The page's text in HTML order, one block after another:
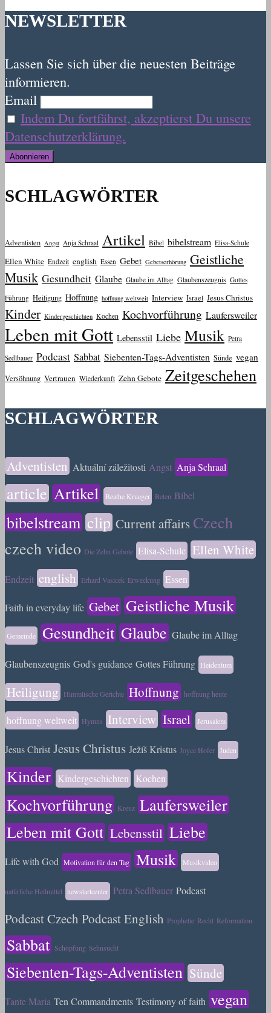
NEWSLETTER
Lassen Sie sich über die neuesten Beiträge
informieren.
Email
Indem Du fortfährst, akzeptierst Du unsere
Datenschutzerklärung.
SCHLAGWÖRTER
Adventisten Angst Anja Schraal Artikel Bibel bibelstream Elisa-Schule
Ellen White Endzeit english Essen Gebet Gebetserhörung Geistliche
Musik Gesundheit Glaube Glaube im Alltag Glaubenszeugnis Gottes
Führung Heiligung Hoffnung hoffnung weltweit Interview Israel Jesus Christus
Kinder Kindergeschichten Kochen Kochvorführung Laufersweiler
Leben mit Gott Lebensstil Liebe Musik Petra
Sedlbauer Podcast Sabbat Siebenten-Tags-Adventisten Sünde vegan
Versöhnung Vertrauen Wiederkunft Zehn Gebote Zeitgeschehen
SCHLAGWÖRTER
Adventisten Aktuální záležitosti Angst Anja Schraal
article Artikel Beathe Krueger Beten Bibel
bibelstream clip Current affairs Czech
czech video Die Zehn Gebote Elisa-Schule Ellen White
Endzeit english Erhard Vasicek Erweckung Essen
Faith in everyday life Gebet Geistliche Musik
Gemeinde Gesundheit Glaube Glaube im Alltag
Glaubenszeugnis God's guidance Gottes Führung Heidentum
Heiligung Himmlische Gerichte Hoffnung hoffnung heute
hoffnung weltweit Hymns Interview Israel Jerusalem
Jesus Christ Jesus Christus Ježíš Kristus Joyce Hofer Juden
Kinder Kindergeschichten Kochen
Kochvorführung Kreuz Laufersweiler
Leben mit Gott Lebensstil Liebe
Life with God Motivation für den Tag Musik Musikvideo
natürliche Heilmittel newstartcenter Petra Sedlbauer Podcast
Podcast Czech Podcast English Prophetie Recht Reformation
Sabbat Schöpfung Sehnsucht
Siebenten-Tags-Adventisten Sünde
Tante Maria Ten Commandments Testimony of faith vegan